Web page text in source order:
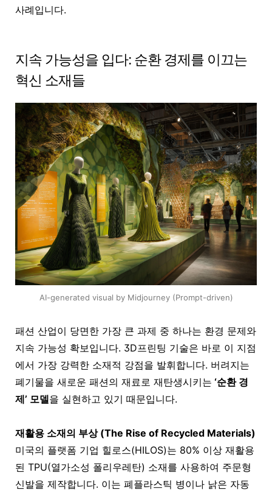
사례입니다.
지속 가능성을 입다: 순환 경제를 이끄는
혁신 소재들
AI-generated visual by Midjourney (Prompt-driven)
패션 산업이 당면한 가장 큰 과제 중 하나는 환경 문제와
지속 가능성 확보입니다. 3D프린팅 기술은 바로 이 지점
에서 가장 강력한 소재적 강점을 발휘합니다. 버려지는
폐기물을 새로운 패션의 재료로 재탄생시키는 ‘순환 경
제’ 모델을 실현하고 있기 때문입니다.
재활용 소재의 부상 (The Rise of Recycled Materials)
미국의 플랫폼 기업 힐로스(HILOS)는 80% 이상 재활용
된 TPU(열가소성 폴리우레탄) 소재를 사용하여 주문형
신발을 제작합니다. 이는 폐플라스틱 병이나 낡은 자동